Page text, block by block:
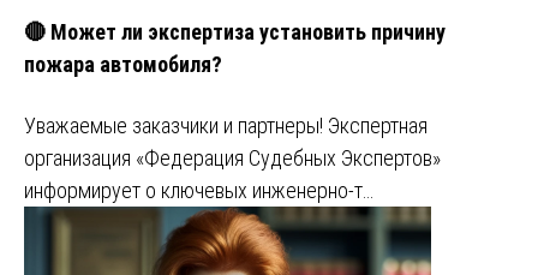
🔴 Может ли экспертиза установить причину
пожара автомобиля?
Уважаемые заказчики и партнеры! Экспертная
организация «Федерация Судебных Экспертов»
информирует о ключевых инженерно-т…